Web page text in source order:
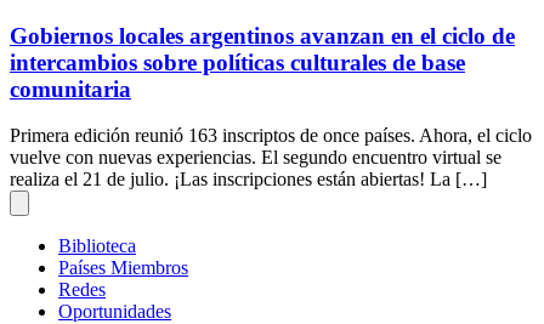
Gobiernos locales argentinos avanzan en el ciclo de
intercambios sobre políticas culturales de base
comunitaria
Primera edición reunió 163 inscriptos de once países. Ahora, el ciclo
vuelve con nuevas experiencias. El segundo encuentro virtual se
realiza el 21 de julio. ¡Las inscripciones están abiertas! La […]
Biblioteca
Países Miembros
Redes
Oportunidades